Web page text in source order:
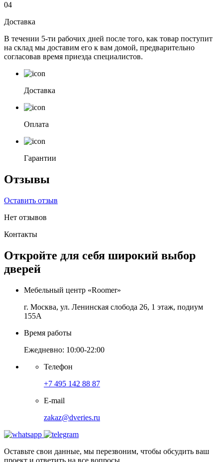
04
Доставка
В течении 5-ти рабочих дней после того, как товар поступит
на склад мы доставим его к вам домой, предварительно
согласовав время приезда специалистов.
Доставка
Оплата
Гарантии
Отзывы
Оставить отзыв
Нет отзывов
Контакты
Откройте для себя широкий выбор
дверей
Мебельный центр «Roomer»
г. Москва, ул. Ленинская слобода 26, 1 этаж, подиум
155А
Время работы
Ежедневно: 10:00-22:00
Телефон
+7 495 142 88 87
E-mail
zakaz@dveries.ru
Оставьте свои данные, мы перезвоним, чтобы обсудить ваш
проект и ответить на все вопросы